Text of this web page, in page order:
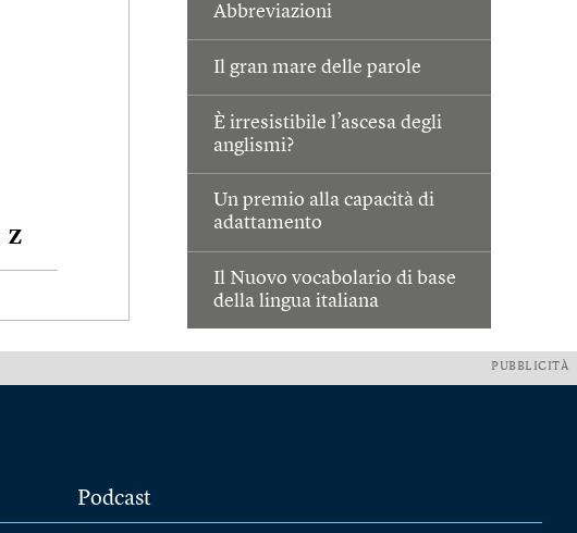
Abbreviazioni
Il gran mare delle parole
È irresistibile l’ascesa degli
anglismi?
Un premio alla capacità di
adattamento
Il Nuovo vocabolario di base
della lingua italiana
Z
PUBBLICITÀ
Podcast